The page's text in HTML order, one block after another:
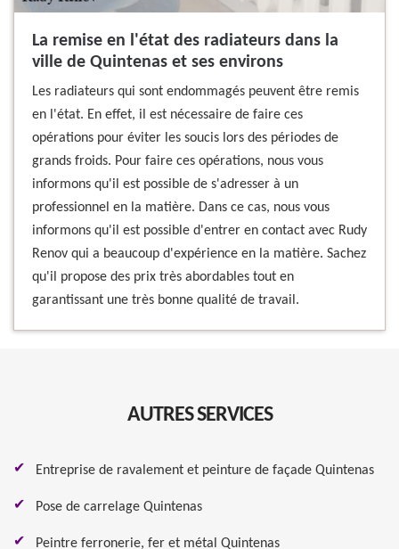
La remise en l'état des radiateurs dans la
ville de Quintenas et ses environs
Les radiateurs qui sont endommagés peuvent être remis
en l'état. En effet, il est nécessaire de faire ces
opérations pour éviter les soucis lors des périodes de
grands froids. Pour faire ces opérations, nous vous
informons qu'il est possible de s'adresser à un
professionnel en la matière. Dans ce cas, nous vous
informons qu'il est possible d'entrer en contact avec Rudy
Renov qui a beaucoup d'expérience en la matière. Sachez
qu'il propose des prix très abordables tout en
garantissant une très bonne qualité de travail.
AUTRES SERVICES
Entreprise de ravalement et peinture de façade Quintenas
Pose de carrelage Quintenas
Peintre ferronerie, fer et métal Quintenas